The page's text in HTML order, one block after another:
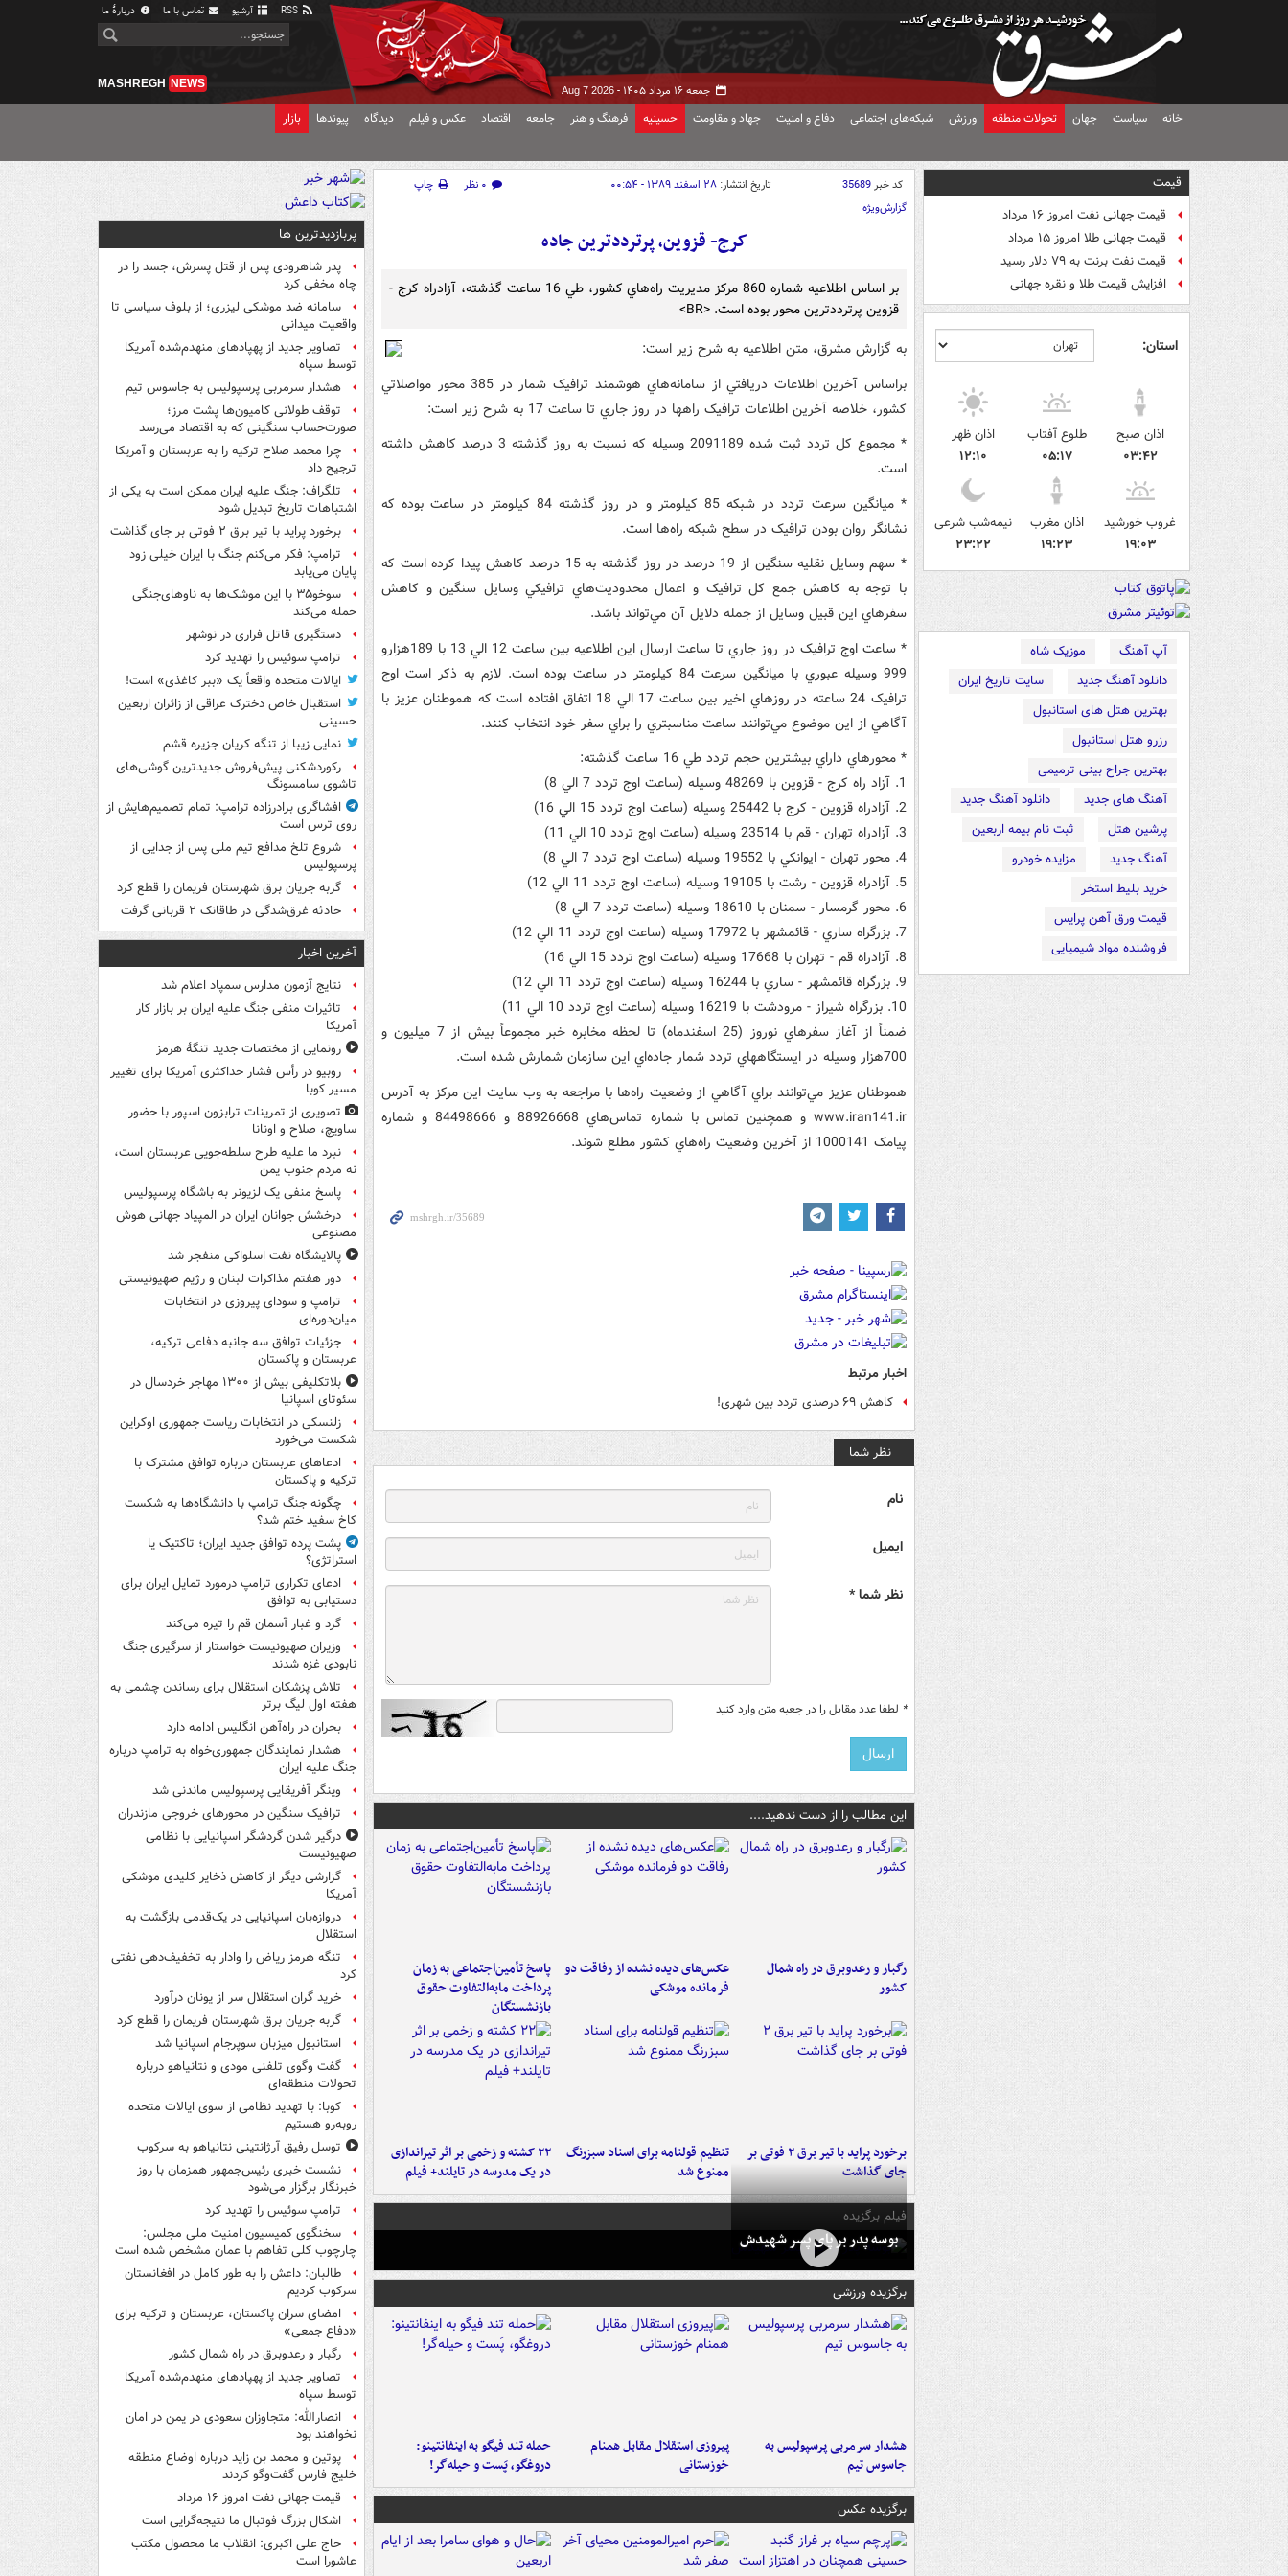
آرشیو تماس با ما دربارهٔ ما
جمعه ۱۶ مرداد ۱۴۰۵ - Aug 7 2026
MASHREGH NEWS
خانه سیاست جهان تحولات منطقه ورزش شبکه‌های اجتماعی دفاع و امنیت جهاد و مقاومت حسینیه فرهنگ و هنر جامعه اقتصاد عکس و فیلم دیدگاه پیوندها بازار
قیمت
قیمت جهانی نفت امروز ۱۶ مرداد
قیمت جهانی طلا امروز ۱۵ مرداد
قیمت نفت برنت به ۷۹ دلار رسید
افزایش قیمت طلا و نقره جهانی
استان:
اذان صبح
۰۳:۴۲
طلوع آفتاب
۰۵:۱۷
اذان ظهر
۱۲:۱۰
غروب خورشید
۱۹:۰۳
اذان مغرب
۱۹:۲۳
نیمه‌شب شرعی
۲۳:۲۲
آپ آهنگ
موزیک شاه
دانلود آهنگ جدید
سایت تاریخ ایران
بهترین هتل های استانبول
رزرو هتل استانبول
بهترین جراح بینی ترمیمی
آهنگ های جدید
دانلود آهنگ جدید
پرشین هتل
ثبت نام بیمه اربعین
آهنگ جدید
مزایده خودرو
خرید بلیط استخر
قیمت ورق آهن پرایس
فروشنده مواد شیمیایی
کد خبر35689 تاریخ انتشار: ۲۸ اسفند ۱۳۸۹ - ۰۰:۵۴ ۰ نظر
چاپ
گزارش‌ویژه
کرج- قزوين، پرترددترين جاده
بر اساس اطلاعيه شماره 860 مرکز مديريت راه‌هاي کشور، طي 16 ساعت گذشته، آزادراه کرج -
قزوين پرترددترين محور بوده است. <BR>
به گزارش مشرق، متن اطلاعيه به شرح زير است:
براساس آخرين اطلاعات دريافتي از سامانه‌هاي هوشمند ترافيک شمار در 385 محور مواصلاتي
کشور، خلاصه آخرين اطلاعات ترافيک راهها در روز جاري تا ساعت 17 به شرح زير است:
* مجموع کل تردد ثبت شده 2091189 وسيله که نسبت به روز گذشته 3 درصد کاهش داشته
است.
* ميانگين سرعت تردد در شبکه 85 کيلومتر و در روز گذشته 84 کيلومتر در ساعت بوده که
نشانگر روان بودن ترافيک در سطح شبکه راه‌ها است.
* سهم وسايل نقليه سنگين از 19 درصد در روز گذشته به 15 درصد کاهش پيدا کرده است که
با توجه به کاهش جمع کل ترافيک و اعمال محدوديت‌هاي ترافيکي وسايل سنگين و کاهش
سفرهاي اين قبيل وسايل از جمله دلايل آن مي‌تواند باشد.
* ساعت اوج ترافيک در روز جاري تا ساعت ارسال اين اطلاعيه بين ساعت 12 الي 13 با 189هزارو
999 وسيله عبوري با ميانگين سرعت 84 کيلومتر در ساعت بوده است. لازم به ذکر است اوج
ترافيک 24 ساعته در روزهاي اخير بين ساعت 17 الي 18 اتفاق افتاده است که هموطنان عزيز با
آگاهي از اين موضوع مي‌توانند ساعت مناسبتري را براي سفر خود انتخاب کنند.
* محورهاي داراي بيشترين حجم تردد طي 16 ساعت گذشته:
1. آزاد راه کرج - قزوين با 48269 وسيله (ساعت اوج تردد 7 الي 8)
2. آزادراه قزوين - کرج با 25442 وسيله (ساعت اوج تردد 15 الي 16)
3. آزادراه تهران - قم با 23514 وسيله (ساعت اوج تردد 10 الي 11)
4. محور تهران - ايوانکي با 19552 وسيله (ساعت اوج تردد 7 الي 8)
5. آزادراه قزوين - رشت با 19105 وسيله (ساعت اوج تردد 11 الي 12)
6. محور گرمسار - سمنان با 18610 وسيله (ساعت تردد 7 الي 8)
7. بزرگراه ساري - قائمشهر با 17972 وسيله (ساعت اوج تردد 11 الي 12)
8. آزادراه قم - تهران با 17668 وسيله (ساعت اوج تردد 15 الي 16)
9. بزرگراه قائمشهر - ساري با 16244 وسيله (ساعت اوج تردد 11 الي 12)
10. بزرگراه شيراز - مرودشت با 16219 وسيله (ساعت اوج تردد 10 الي 11)
ضمناً از آغاز سفرهاي نوروز (25 اسفندماه) تا لحظه مخابره خبر مجموعاً بيش از 7 ميليون و
700هزار وسيله در ايستگاههاي تردد شمار جاده‌اي اين سازمان شمارش شده است.
هموطنان عزيز مي‌توانند براي آگاهي از وضعيت راه‌ها با مراجعه به وب سايت اين مرکز به آدرس
www.iran141.ir و همچنين تماس با شماره تماس‌هاي 88926668 و 84498666 و شماره
پيامک 1000141 از آخرين وضعيت راه‌هاي کشور مطلع شوند.
اخبار مرتبط
کاهش ۶۹ درصدی تردد بین شهری!
نظر شما
نام
ایمیل
نظر شما *
* لطفا عدد مقابل را در جعبه متن وارد کنید
این مطالب را از دست ندهید....
رگبار و رعدوبرق در راه شمال
کشور
عکس‌های دیده نشده از رفاقت دو
فرمانده‌ موشکی
پاسخ تأمین‌اجتماعی به زمان
پرداخت مابه‌التفاوت حقوق
بازنشستگان
برخورد پراید با تیر برق ۲ فوتی بر
جای گذاشت
تنظیم قولنامه برای اسناد سبزرنگ
ممنوع شد
۲۲ کشته و زخمی بر اثر تیراندازی
در یک مدرسه در تایلند+ فیلم
فیلم برگزیده
بوسه‌ پدر بر پای پسر شهیدش
برگزیده ورزشی
هشدار سرمربی پرسپولیس به
جاسوس تیم
پیروزی استقلال مقابل همنام
خوزستانی
حمله تند فیگو به اینفانتینو:
دروغگو، پَست‌ و حیله‌گر!
برگزیده عکس
پربازدیدترین ها
پدر شاهرودی پس از قتل پسرش، جسد را در
چاه مخفی کرد
سامانه ضد موشکی لیزری؛ از بلوف سیاسی تا
واقعیت میدانی
تصاویر جدید از پهپادهای منهدم‌شده آمریکا
توسط سپاه
هشدار سرمربی پرسپولیس به جاسوس تیم
توقف طولانی کامیون‌ها پشت مرز؛
صورت‌حساب سنگینی که به اقتصاد می‌رسد
چرا محمد صلاح ترکیه را به عربستان و آمریکا
ترجیح داد
تلگراف: جنگ علیه ایران ممکن است به یکی از
اشتباهات تاریخ تبدیل شود
برخورد پراید با تیر برق ۲ فوتی بر جای گذاشت
ترامپ: فکر می‌کنم جنگ با ایران خیلی زود
پایان می‌یابد
سوخو۳۵ با این موشک‌ها به ناوهای‌جنگی
حمله می‌کند
دستگیری قاتل فراری در نوشهر
ترامپ سوئیس را تهدید کرد
ایالات متحده واقعاً یک «ببر کاغذی» است!
استقبال خاص دخترک عراقی از زائران اربعین
حسینی
نمایی زیبا از تنگه کریان جزیره قشم
رکوردشکنی پیش‌فروش جدیدترین گوشی‌های
تاشوی سامسونگ
افشاگری برادرزاده ترامپ: تمام تصمیم‌هایش از
روی ترس است
شروع تلخ مدافع تیم ملی پس از جدایی از
پرسپولیس
گربه جریان برق شهرستان فریمان را قطع کرد
حادثه غرق‌شدگی در طاقانک ۲ قربانی گرفت
آخرین اخبار
نتایج آزمون مدارس سمپاد اعلام شد
تاثیرات منفی جنگ علیه ایران بر بازار کار
آمریکا
رونمایی از مختصات جدید تنگۀ هرمز
روبیو در رأس فشار حداکثری آمریکا برای تغییر
مسیر کوبا
تصویری از تمرینات ترابزون اسپور با حضور
ساویچ، صلاح و اونانا
نبرد ما علیه طرح سلطه‌جویی عربستان است،
نه مردم جنوب یمن
پاسخ منفی یک لزیونر به باشگاه پرسپولیس
درخشش جوانان ایران در المپیاد جهانی هوش
مصنوعی
پالایشگاه نفت اسلواکی منفجر شد
دور هفتم مذاکرات لبنان و رژیم صهیونیستی
ترامپ و سودای پیروزی در انتخابات
میان‌دوره‌ای
جزئیات توافق سه جانبه دفاعی ترکیه،
عربستان و پاکستان
بلاتکلیفی بیش از ۱۳۰۰ مهاجر خردسال در
سئوتای اسپانیا
زلنسکی در انتخابات ریاست جمهوری اوکراین
شکست می‌خورد
ادعاهای عربستان درباره توافق مشترک با
ترکیه و پاکستان
چگونه جنگ ترامپ با دانشگاه‌ها به شکست
کاخ سفید ختم شد؟
پشت پرده توافق جدید ایران؛ تاکتیک یا
استراتژی؟
ادعای تکراری ترامپ درمورد تمایل ایران برای
دستیابی به توافق
گرد و غبار آسمان قم را تیره می‌کند
وزیران صهیونیست خواستار از سرگیری جنگ
نابودی غزه شدند
تلاش پزشکان استقلال برای رساندن چشمی به
هفته اول لیگ برتر
بحران در راه‌آهن انگلیس ادامه دارد
هشدار نمایندگان جمهوری‌خواه به ترامپ درباره
جنگ علیه ایران
وینگر آفریقایی پرسپولیس ماندنی شد
ترافیک سنگین در محورهای خروجی مازندران
درگیر شدن گردشگر اسپانیایی با نظامی
صهیونیست
گزارشی دیگر از کاهش ذخایر کلیدی موشکی
آمریکا
دروازه‌بان اسپانیایی در یک‌قدمی بازگشت به
استقلال
تنگه هرمز ریاض را وادار به تخفیف‌دهی نفتی
کرد
خرید گران استقلال سر از یونان درآورد
گربه جریان برق شهرستان فریمان را قطع کرد
استانبول میزبان سوپرجام اسپانیا شد
گفت وگوی تلفنی مودی و نتانیاهو درباره
تحولات منطقه‌ای
کوبا: با تهدید نظامی از سوی ایالات متحده
روبه‌رو هستیم
توسل رفیق آرژانتینی نتانیاهو به سرکوب
نشست خبری رئیس‌جمهور همزمان با روز
خبرنگار برگزار می‌شود
ترامپ سوئیس را تهدید کرد
سخنگوی کمیسیون امنیت ملی مجلس:
چارچوب کلی تفاهم با عمان مشخص شده است
طالبان: داعش را به طور کامل در افغانستان
سرکوب کردیم
امضای سران پاکستان، عربستان و ترکیه برای
«دفاع جمعی»
رگبار و رعدوبرق در راه شمال کشور
تصاویر جدید از پهپادهای منهدم‌شده آمریکا
توسط سپاه
انصارالله: متجاوزان سعودی در یمن در امان
نخواهند بود
پوتین و محمد بن زاید درباره اوضاع منطقه
خلیج فارس گفت‌وگو کردند
قیمت جهانی نفت امروز ۱۶ مرداد
اشکال بزرگ فوتبال ما نتیجه‌گرایی است
حاج علی اکبری: انقلاب ما محصول مکتب
عاشورا است